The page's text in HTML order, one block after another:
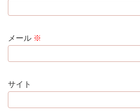
メール ※
サイト